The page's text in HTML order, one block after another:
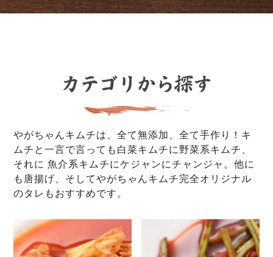
やがちゃんキムチは、全て無添加、全て手作り！キ
ムチと一言で言っても白菜キムチに野菜系キムチ、
それに 魚介系キムチにケジャンにチャンジャ。他に
も唐揚げ、そしてやがちゃんキムチ完全オリジナル
のタレもおすすめです。